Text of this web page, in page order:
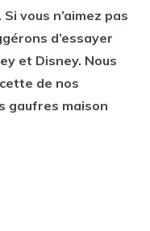
vous n’aimez pas
d’essayer
et Disney. Nous
de nos
gaufres maison